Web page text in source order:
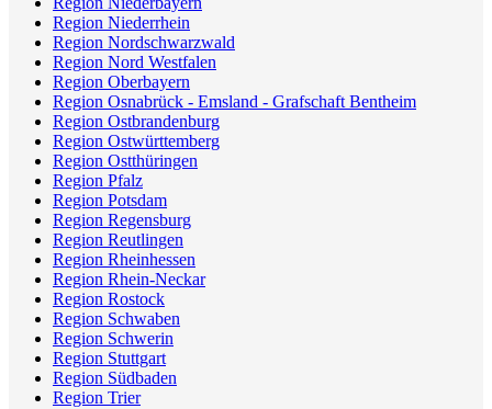
Region Niederrhein
Region Nordschwarzwald
Region Nord Westfalen
Region Oberbayern
Region Osnabrück - Emsland - Grafschaft Bentheim
Region Ostbrandenburg
Region Ostwürttemberg
Region Ostthüringen
Region Pfalz
Region Potsdam
Region Regensburg
Region Reutlingen
Region Rheinhessen
Region Rhein-Neckar
Region Rostock
Region Schwaben
Region Schwerin
Region Stuttgart
Region Südbaden
Region Trier